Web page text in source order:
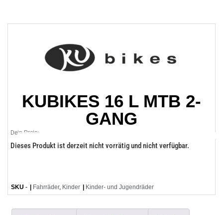
KUBIKES 16 L MTB 2-
GANG
Dein Preis:
Dieses Produkt ist derzeit nicht vorrätig und nicht verfügbar.
SKU - Fahrräder, Kinder Kinder- und Jugendräder